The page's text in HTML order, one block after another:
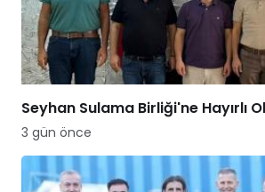
Seyhan Sulama Birliği'ne Hayırlı
3 gün önce